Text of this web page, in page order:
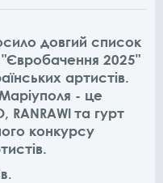
довгий список
"Євробачення 2025"
артистів.
- це
RANRAWI та гурт
конкурсу